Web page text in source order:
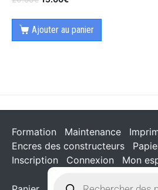
Ajouter au panier
Formation Maintenance
Encres des constructeurs
Inscription
Connexion Mon